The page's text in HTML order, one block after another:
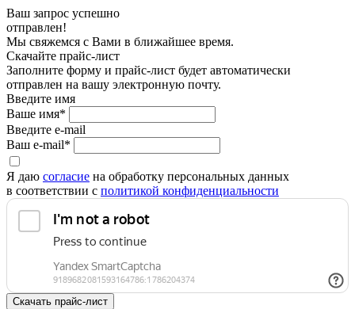
Ваш запрос успешно
отправлен!
Мы свяжемся с Вами в ближайшее время.
Скачайте прайс-лист
Заполните форму и прайс-лист будет автоматически
отправлен на вашу электронную почту.
Введите имя
Ваше имя*
Введите e-mail
Ваш e-mail*
Я даю согласие на обработку персональных данных
в соответствии с политикой конфиденциальности